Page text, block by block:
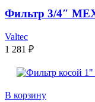
Фильтр 3/4″
Valtec
1 281 ₽
В корзину